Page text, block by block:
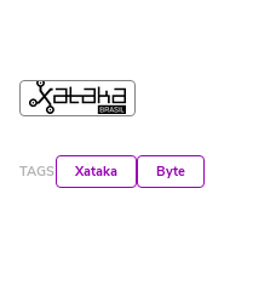
TAGS Xataka Byte